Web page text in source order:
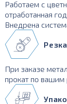
Работаем с
отработанная
Внедрена
При заказе
прокат по вашим